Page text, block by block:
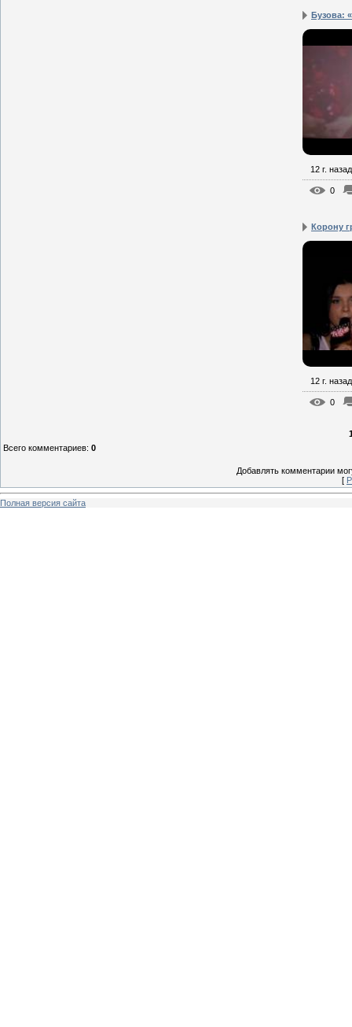
Бузова:
12 г. назад
0
Корону
12 г. назад
0
Всего комментариев: 0
Добавлять комментарии
[
Полная версия сайта